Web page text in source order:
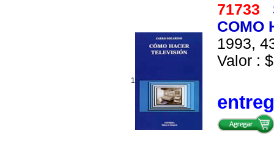
1
71733
COMO
1993,
Valor :